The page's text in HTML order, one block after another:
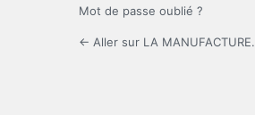
Mot de passe oublié ?
← Aller sur LA MANUFACTURE.